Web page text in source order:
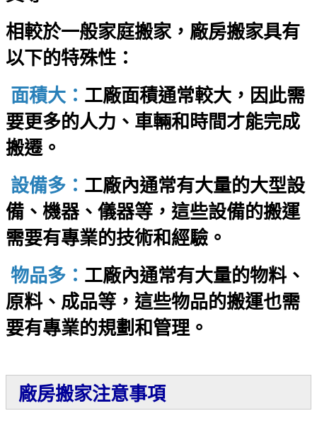
相較於一般家庭搬家，廠房搬家具有
以下的特殊性：
面積大： 工廠面積通常較大，因此需
要更多的人力、車輛和時間才能完成
搬遷。
設備多： 工廠內通常有大量的大型設
備、機器、儀器等，這些設備的搬運
需要有專業的技術和經驗。
物品多： 工廠內通常有大量的物料、
原料、成品等，這些物品的搬運也需
要有專業的規劃和管理。
廠房搬家注意事項